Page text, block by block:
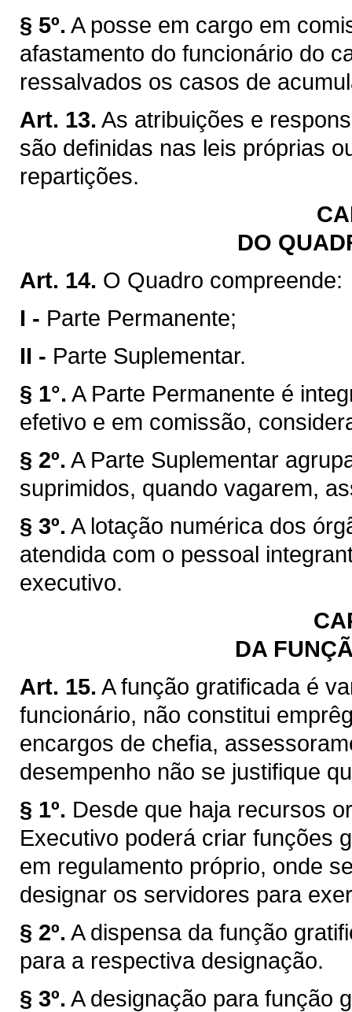
§ 5º. A posse em cargo em
afastamento do funcionário do
ressalvados os casos de
Art. 13. As atribuições e
são definidas nas leis próprias
repartições.
DO
Art. 14. O Quadro compreende:
I - Parte Permanente;
II - Parte Suplementar.
§ 1°. A Parte Permanente é
efetivo e em comissão,
§ 2º. A Parte Suplementar
suprimidos, quando vagarem,
§ 3º. A lotação numérica dos
atendida com o pessoal
executivo.
DA
Art. 15. A função gratificada é
funcionário, não constitui
encargos de chefia,
desempenho não se justifique
§ 1º. Desde que haja recursos
Executivo poderá criar funções
em regulamento próprio, onde
designar os servidores para
§ 2º. A dispensa da função
para a respectiva designação.
§ 3º. A designação para função